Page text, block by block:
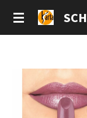
Ga
direct
hoofdinhoud